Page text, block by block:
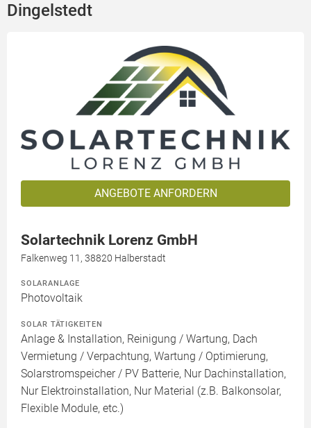
Dingelstedt
ANGEBOTE ANFORDERN
Solartechnik Lorenz GmbH
Falkenweg 11, 38820 Halberstadt
SOLARANLAGE
Photovoltaik
SOLAR TÄTIGKEITEN
Anlage & Installation, Reinigung / Wartung, Dach
Vermietung / Verpachtung, Wartung / Optimierung,
Solarstromspeicher / PV Batterie, Nur Dachinstallation,
Nur Elektroinstallation, Nur Material (z.B. Balkonsolar,
Flexible Module, etc.)